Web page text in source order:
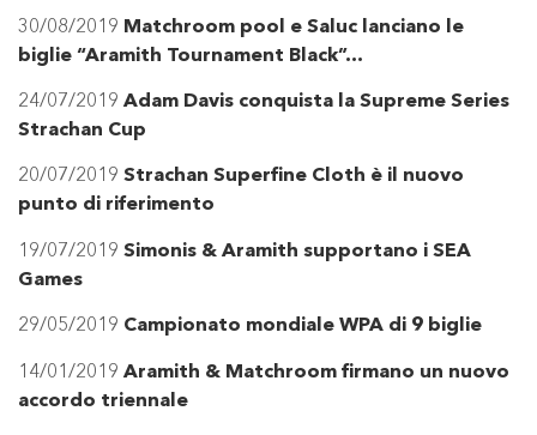
30/08/2019 Matchroom pool e Saluc lanciano le
biglie “Aramith Tournament Black”…
24/07/2019 Adam Davis conquista la Supreme Series
Strachan Cup
20/07/2019 Strachan Superfine Cloth è il nuovo
punto di riferimento
19/07/2019 Simonis & Aramith supportano i SEA
Games
29/05/2019 Campionato mondiale WPA di 9 biglie
14/01/2019 Aramith & Matchroom firmano un nuovo
accordo triennale